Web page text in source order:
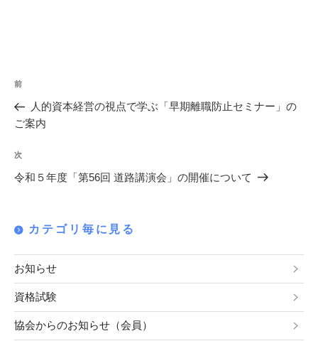
投
稿
ナ
ビ
ゲ
ン
過
去
の
稿
前
人的資本経営の視点で学ぶ「早期離職防止セミナー」の
ご案内
次
の
次
令和５年度「第56回 道路講演会」の開催について
カテゴリ毎に見る
お知らせ
資格試験
協会からのお知らせ（会員）